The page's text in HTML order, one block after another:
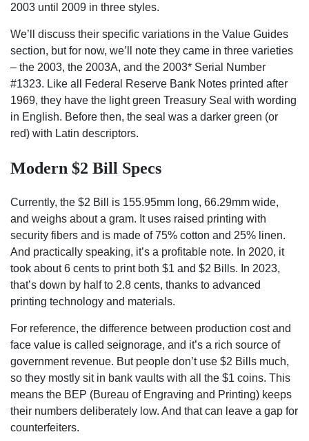
2003 until 2009 in three styles.
We’ll discuss their specific variations in the Value Guides
section, but for now, we’ll note they came in three varieties
– the 2003, the 2003A, and the 2003* Serial Number
#1323. Like all Federal Reserve Bank Notes printed after
1969, they have the light green Treasury Seal with wording
in English. Before then, the seal was a darker green (or
red) with Latin descriptors.
Modern $2 Bill Specs
Currently, the $2 Bill is 155.95mm long, 66.29mm wide,
and weighs about a gram. It uses raised printing with
security fibers and is made of 75% cotton and 25% linen.
And practically speaking, it’s a profitable note. In 2020, it
took about 6 cents to print both $1 and $2 Bills. In 2023,
that’s down by half to 2.8 cents, thanks to advanced
printing technology and materials.
For reference, the difference between production cost and
face value is called seignorage, and it’s a rich source of
government revenue. But people don’t use $2 Bills much,
so they mostly sit in bank vaults with all the $1 coins. This
means the BEP (Bureau of Engraving and Printing) keeps
their numbers deliberately low. And that can leave a gap for
counterfeiters.